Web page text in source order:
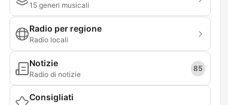
15 generi musicali
Radio per regione
Radio locali
Notizie
Radio di notizie
85
Consigliati